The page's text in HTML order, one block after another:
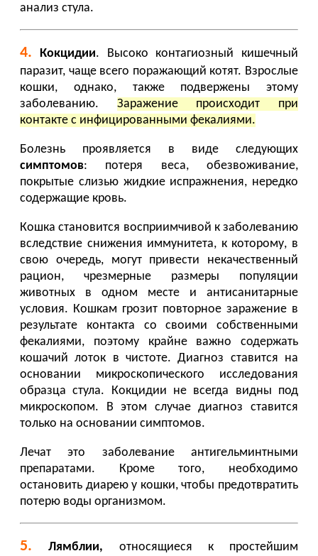
анализ стула.
4. Кокцидии. Высоко контагиозный кишечный
паразит, чаще всего поражающий котят. Взрослые
кошки, однако, также подвержены этому
заболеванию. Заражение происходит при
контакте с инфицированными фекалиями.
Болезнь проявляется в виде следующих
симптомов: потеря веса, обезвоживание,
покрытые слизью жидкие испражнения, нередко
содержащие кровь.
Кошка становится восприимчивой к заболеванию
вследствие снижения иммунитета, к которому, в
свою очередь, могут привести некачественный
рацион, чрезмерные размеры популяции
животных в одном месте и антисанитарные
условия. Кошкам грозит повторное заражение в
результате контакта со своими собственными
фекалиями, поэтому крайне важно содержать
кошачий лоток в чистоте. Диагноз ставится на
основании микроскопического исследования
образца стула. Кокцидии не всегда видны под
микроскопом. В этом случае диагноз ставится
только на основании симптомов.
Лечат это заболевание антигельминтными
препаратами. Кроме того, необходимо
остановить диарею у кошки, чтобы предотвратить
потерю воды организмом.
5.Лямблии, относящиеся к простейшим